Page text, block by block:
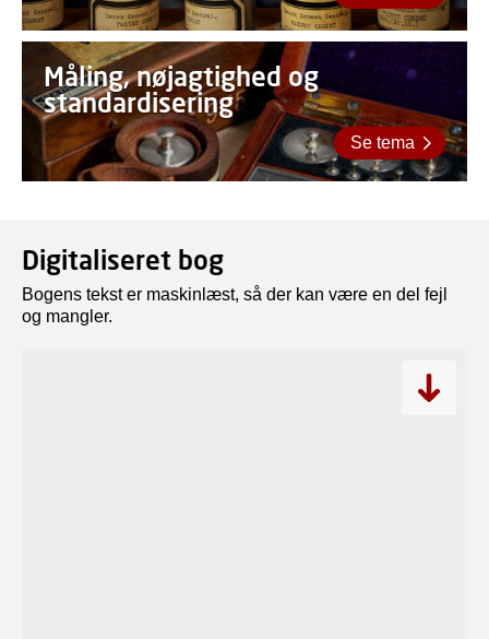
Måling, nøjagtighed og
standardisering
Se tema
Digitaliseret bog
Bogens tekst er maskinlæst, så der kan være en del fejl
og mangler.